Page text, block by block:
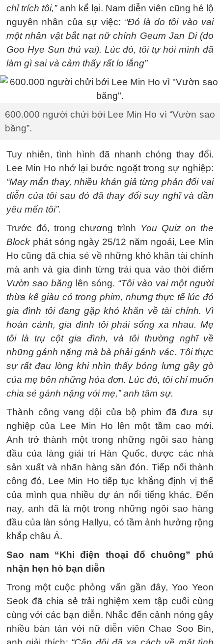
chỉ trích tôi,”anh kể lại. Nam diễn viên cũng hé lộ
nguyên nhân của sự việc: “Đó là do tôi vào vai
một nhân vật bắt nạt nữ chính Geum Jan Di (do
Goo Hye Sun thủ vai). Lúc đó, tôi tự hỏi mình đã
làm gì sai và cảm thấy rất lo lắng”
600.000 người chửi bới Lee Min Ho vì “Vườn sao
băng”.
Tuy nhiên, tình hình đã nhanh chóng thay đổi.
Lee Min Ho nhớ lại bước ngoặt trong sự nghiệp:
“May mắn thay, nhiều khán giả từng phản đối vai
diễn của tôi sau đó đã thay đổi suy nghĩ và dần
yêu mến tôi”.
Trước đó, trong chương trình You Quiz on the
Block phát sóng ngày 25/12 năm ngoái, Lee Min
Ho cũng đã chia sẻ về những khó khăn tài chính
mà anh và gia đình từng trải qua vào thời điểm
Vườn sao băng lên sóng. “Tôi vào vai một người
thừa kế giàu có trong phim, nhưng thực tế lúc đó
gia đình tôi đang gặp khó khăn về tài chính. Vì
hoàn cảnh, gia đình tôi phải sống xa nhau. Mẹ
tôi là trụ cột gia đình, và tôi thường nghĩ về
những gánh nặng mà bà phải gánh vác. Tôi thực
sự rất đau lòng khi nhìn thấy bóng lưng gầy gò
của mẹ bên những hóa đơn. Lúc đó, tôi chỉ muốn
chia sẻ gánh nặng với mẹ,” anh tâm sự.
Thành công vang dội của bộ phim đã đưa sự
nghiệp của Lee Min Ho lên một tầm cao mới.
Anh trở thành một trong những ngôi sao hàng
đầu của làng giải trí Hàn Quốc, được các nhà
sản xuất và nhãn hàng săn đón. Tiếp nối thành
công đó, Lee Min Ho tiếp tục khẳng định vị thế
của mình qua nhiều dự án nổi tiếng khác. Đến
nay, anh đã là một trong những ngôi sao hàng
đầu của làn sóng Hallyu, có tầm ảnh hưởng rộng
khắp châu Á.
Sao nam “Khi điện thoại đổ chuông” phủ
nhận hẹn hò bạn diễn
Trong một cuộc phỏng vấn gần đây, Yoo Yeon
Seok đã chia sẻ trải nghiệm xem tập cuối cùng
cùng với các bạn diễn. Nhắc đến cảnh nóng gây
nhiều bàn tán với nữ diễn viên Chae Soo Bin,